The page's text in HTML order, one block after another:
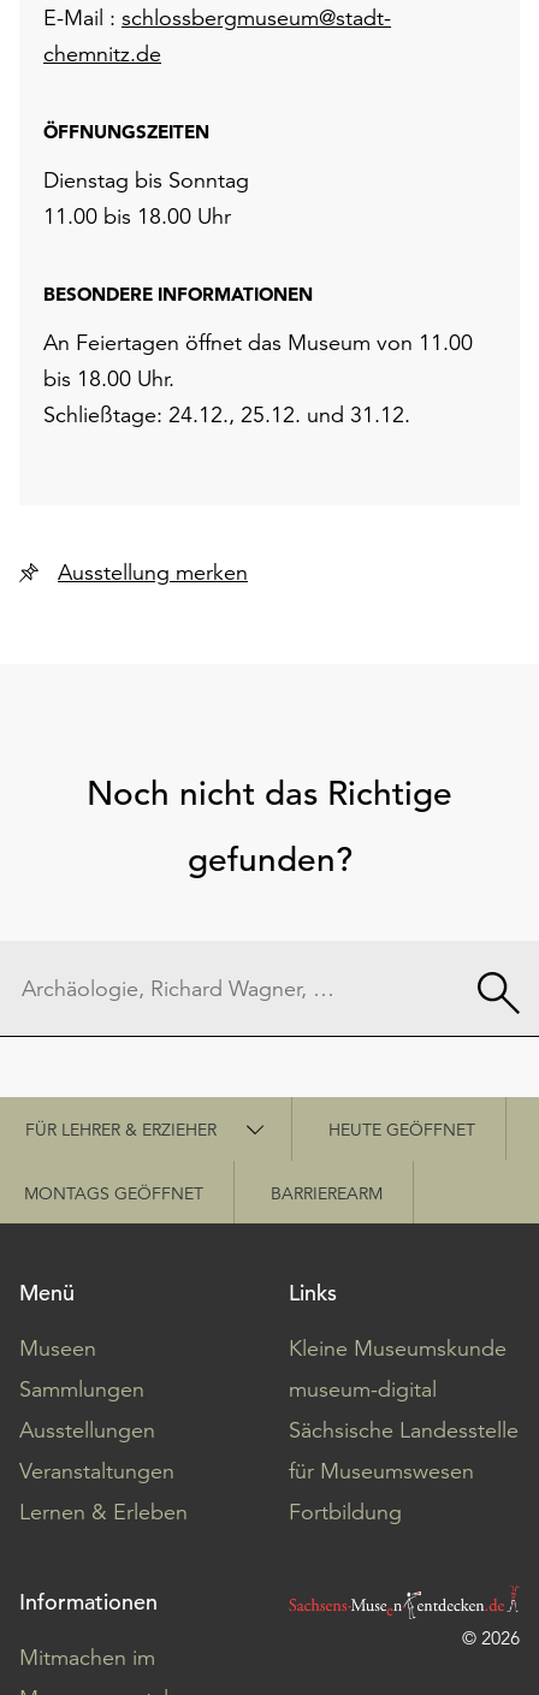
E-Mail : schlossbergmuseum@stadt-
chemnitz.de
ÖFFNUNGSZEITEN
Dienstag bis Sonntag
11.00 bis 18.00 Uhr
BESONDERE INFORMATIONEN
An Feiertagen öffnet das Museum von 11.00
bis 18.00 Uhr.
Schließtage: 24.12., 25.12. und 31.12.
Ausstellung merken
Noch nicht das Richtige
gefunden?
Schnellzugriff
FÜR LEHRER & ERZIEHER HEUTE GEÖFFNET
MONTAGS GEÖFFNET BARRIEREARM
Menü
Museen
Sammlungen
Ausstellungen
Veranstaltungen
Lernen & Erleben
Links
Kleine Museumskunde
museum-digital
Sächsische Landesstelle
für Museumswesen
Fortbildung
Informationen
Mitmachen im
© 2026